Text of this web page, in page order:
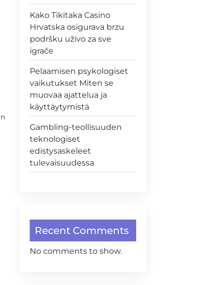
Kako Tikitaka Casino
Hrvatska osigurava brzu
podršku uživo za sve
igrače
Pelaamisen psykologiset
vaikutukset Miten se
muovaa ajattelua ja
käyttäytymistä
Gambling-teollisuuden
teknologiset
edistysaskeleet
tulevaisuudessa
Recent Comments
No comments to show.